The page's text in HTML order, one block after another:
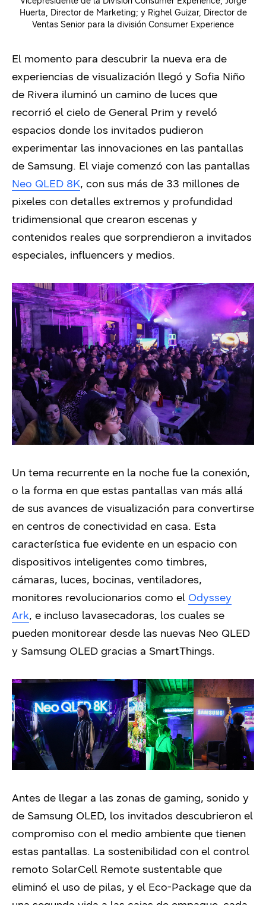
Huerta, Director de Marketing; y Righel Guizar, Director de
Ventas Senior para la división Consumer Experience
El momento para descubrir la nueva era de
experiencias de visualización llegó y Sofia Niño
de Rivera iluminó un camino de luces que
recorrió el cielo de General Prim y reveló
espacios donde los invitados pudieron
experimentar las innovaciones en las pantallas
de Samsung. El viaje comenzó con las pantallas
Neo QLED 8K, con sus más de 33 millones de
pixeles con detalles extremos y profundidad
tridimensional que crearon escenas y
contenidos reales que sorprendieron a invitados
especiales, influencers y medios.
Un tema recurrente en la noche fue la conexión,
o la forma en que estas pantallas van más allá
de sus avances de visualización para convertirse
en centros de conectividad en casa. Esta
característica fue evidente en un espacio con
dispositivos inteligentes como timbres,
cámaras, luces, bocinas, ventiladores,
monitores revolucionarios como el Odyssey
Ark, e incluso lavasecadoras, los cuales se
pueden monitorear desde las nuevas Neo QLED
y Samsung OLED gracias a SmartThings.
Antes de llegar a las zonas de gaming, sonido y
de Samsung OLED, los invitados descubrieron el
compromiso con el medio ambiente que tienen
estas pantallas. La sostenibilidad con el control
remoto SolarCell Remote sustentable que
eliminó el uso de pilas, y el Eco-Package que da